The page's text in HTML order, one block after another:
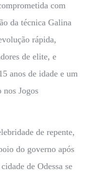
com
da técnica Galina
rápida,
de elite, e
anos de idade e um
Jogos
de repente,
do governo após
de Odessa se